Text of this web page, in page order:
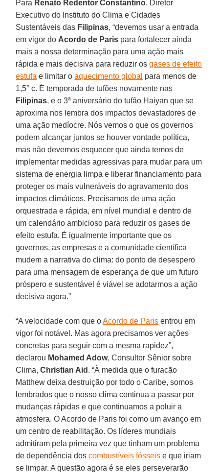
Para Renato Redentor Constantino, Diretor
Executivo do Instituto do Clima e Cidades
Sustentáveis das Filipinas, “devemos usar a entrada
em vigor do Acordo de Paris para fortalecer ainda
mais a nossa determinação para uma ação mais
rápida e mais decisiva para reduzir osgases de efeito
estufa e limitar oaquecimento global para menos de
1,5° c. É temporada de tufões novamente nas
Filipinas, e o 3ª aniversário do tufão Haiyan que se
aproxima nos lembra dos impactos devastadores de
uma ação medíocre. Nós vemos o que os governos
podem alcançar juntos se houver vontade política,
mas não devemos esquecer que ainda temos de
implementar medidas agressivas para mudar para um
sistema de energia limpa e liberar financiamento para
proteger os mais vulneráveis do agravamento dos
impactos climáticos. Precisamos de uma ação
orquestrada e rápida, em nível mundial e dentro de
um calendário ambicioso para reduzir os gases de
efeito estufa. É igualmente importante que os
governos, as empresas e a comunidade científica
mudem a narrativa do clima: do ponto de desespero
para uma mensagem de esperança de que um futuro
próspero e sustentável é viável se adotarmos a ação
decisiva agora.”
“A velocidade com que oAcordo de Paris entrou em
vigor foi notável. Mas agora precisamos ver ações
concretas para seguir com a mesma rapidez”,
declarou Mohamed Adow, Consultor Sênior sobre
Clima,Christian Aid . “À medida que o furacão
Matthew deixa destruição por todo o Caribe, somos
lembrados que o nosso clima continua a passar por
mudanças rápidas e que continuamos a poluir a
atmosfera. O Acordo de Paris foi como um avanço em
um centro de reabilitação. Os líderes mundiais
admitiram pela primeira vez que tinham um problema
de dependência doscombustíveis fósseis e que iriam
se limpar. A questão agora é se eles perseverarão